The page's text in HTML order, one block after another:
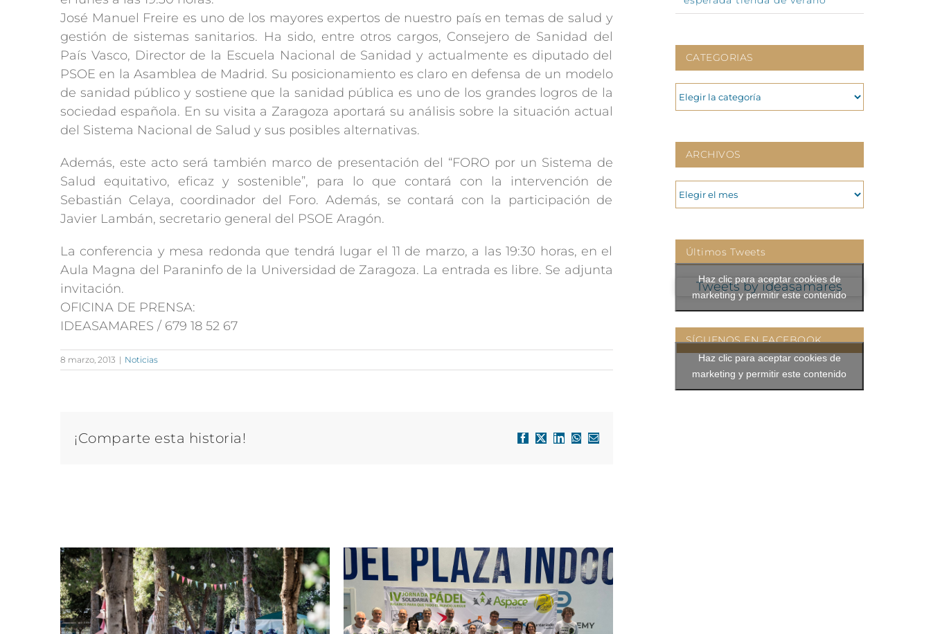
José Manuel Freire es uno de los mayores expertos de nuestro país en temas de salud y
gestión de sistemas sanitarios. Ha sido, entre otros cargos, Consejero de Sanidad del
País Vasco, Director de la Escuela Nacional de Sanidad y actualmente es diputado del
PSOE en la Asamblea de Madrid. Su posicionamiento es claro en defensa de un modelo
de sanidad público y sostiene que la sanidad pública es uno de los grandes logros de la
sociedad española. En su visita a Zaragoza aportará su análisis sobre la situación actual
del Sistema Nacional de Salud y sus posibles alternativas.
Además, este acto será también marco de presentación del “FORO por un Sistema de
Salud equitativo, eficaz y sostenible”, para lo que contará con la intervención de
Sebastián Celaya, coordinador del Foro. Además, se contará con la participación de
Javier Lambán, secretario general del PSOE Aragón.
La conferencia y mesa redonda que tendrá lugar el 11 de marzo, a las 19:30 horas, en el
Aula Magna del Paraninfo de la Universidad de Zaragoza. La entrada es libre. Se adjunta
invitación.
OFICINA DE PRENSA:
IDEASAMARES / 679 18 52 67
8 marzo, 2013 | Noticias
¡Comparte esta historia! Facebook
X LinkedInWhatsApp
Correo
CATEGORIAS
CATEGORIAS
ARCHIVOS
ARCHIVOS
Últimos Tweets
Tweets by ideasamares
Haz clic para aceptar cookies de
marketing y permitir este contenido
SÍGUENOS EN FACEBOOK
Haz clic para aceptar cookies de
marketing y permitir este contenido